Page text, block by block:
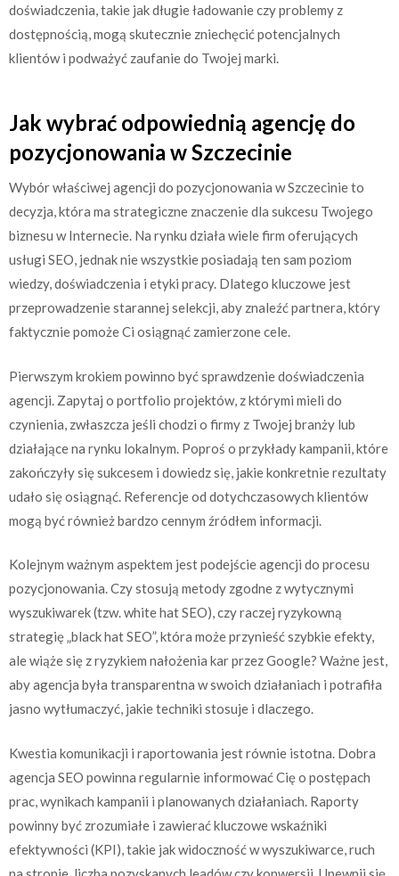
doświadczenia, takie jak długie ładowanie czy problemy z
dostępnością, mogą skutecznie zniechęcić potencjalnych
klientów i podważyć zaufanie do Twojej marki.
Jak wybrać odpowiednią agencję do
pozycjonowania w Szczecinie
Wybór właściwej agencji do pozycjonowania w Szczecinie to
decyzja, która ma strategiczne znaczenie dla sukcesu Twojego
biznesu w Internecie. Na rynku działa wiele firm oferujących
usługi SEO, jednak nie wszystkie posiadają ten sam poziom
wiedzy, doświadczenia i etyki pracy. Dlatego kluczowe jest
przeprowadzenie starannej selekcji, aby znaleźć partnera, który
faktycznie pomoże Ci osiągnąć zamierzone cele.
Pierwszym krokiem powinno być sprawdzenie doświadczenia
agencji. Zapytaj o portfolio projektów, z którymi mieli do
czynienia, zwłaszcza jeśli chodzi o firmy z Twojej branży lub
działające na rynku lokalnym. Poproś o przykłady kampanii, które
zakończyły się sukcesem i dowiedz się, jakie konkretnie rezultaty
udało się osiągnąć. Referencje od dotychczasowych klientów
mogą być również bardzo cennym źródłem informacji.
Kolejnym ważnym aspektem jest podejście agencji do procesu
pozycjonowania. Czy stosują metody zgodne z wytycznymi
wyszukiwarek (tzw. white hat SEO), czy raczej ryzykowną
strategię „black hat SEO”, która może przynieść szybkie efekty,
ale wiąże się z ryzykiem nałożenia kar przez Google? Ważne jest,
aby agencja była transparentna w swoich działaniach i potrafiła
jasno wytłumaczyć, jakie techniki stosuje i dlaczego.
Kwestia komunikacji i raportowania jest równie istotna. Dobra
agencja SEO powinna regularnie informować Cię o postępach
prac, wynikach kampanii i planowanych działaniach. Raporty
powinny być zrozumiałe i zawierać kluczowe wskaźniki
efektywności (KPI), takie jak widoczność w wyszukiwarce, ruch